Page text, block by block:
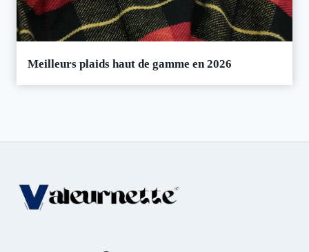
Meilleurs plaids haut de gamme en 2026